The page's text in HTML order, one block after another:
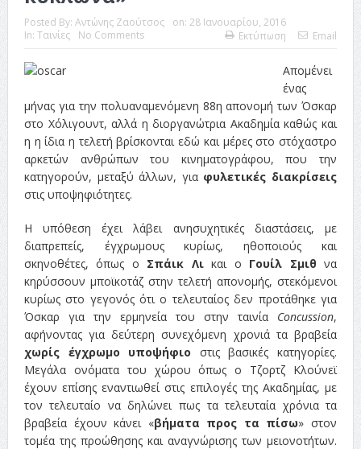
Posted By: Αντώνης Ζαούτσος on: 28 Ιανουαρίου, 2016
In: Ταινίες No Comments Εκτύπωση Email
Απομένει
ένας
μήνας για την πολυαναμενόμενη 88η απονομή των Όσκαρ
στο Χόλιγουντ, αλλά η διοργανώτρια Ακαδημία καθώς και
η η ίδια η τελετή βρίσκονται εδώ και μέρες στο στόχαστρο
αρκετών ανθρώπων του κινηματογράφου, που την
κατηγορούν, μεταξύ άλλων, για φυλετικές διακρίσεις
στις υποψηφιότητες.
Η υπόθεση έχει λάβει ανησυχητικές διαστάσεις, με
διαπρεπείς, έγχρωμους κυρίως, ηθοποιούς και
σκηνοθέτες, όπως ο Σπάικ Λικαι ο Γουίλ Σμιθ να
κηρύσσουν μποϊκοτάζ στην τελετή απονομής, στεκόμενοι
κυρίως στο γεγονός ότι ο τελευταίος δεν προτάθηκε για
Όσκαρ για την ερμηνεία του στην ταινία Concussion,
αφήνοντας για δεύτερη συνεχόμενη χρονιά τα βραβεία
χωρίς έγχρωμο υποψήφιο στις βασικές κατηγορίες.
Μεγάλα ονόματα του χώρου όπως ο Τζορτζ Κλούνεϊ
έχουν επίσης εναντιωθεί στις επιλογές της Ακαδημίας, με
τον τελευταίο να δηλώνει πως τα τελευταία χρόνια τα
βραβεία έχουν κάνει «βήματα προς τα πίσω» στον
τομέα της προώθησης και αναγνώρισης των μειονοτήτων.